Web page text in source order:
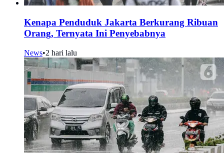
Kenapa Penduduk Jakarta Berkurang Ribuan
Orang, Ternyata Ini Penyebabnya
News•2 hari lalu